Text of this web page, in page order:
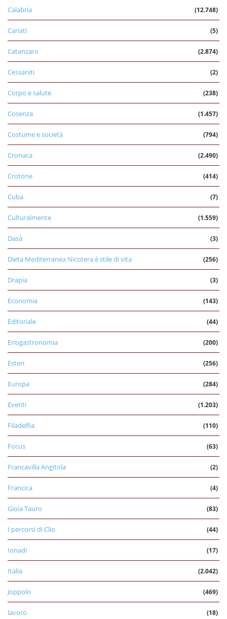
Calabria (12.748)
Cariati (5)
Catanzaro (2.874)
Cessaniti (2)
Corpo e salute (238)
Cosenza (1.457)
Costume e società (794)
Cronaca (2.490)
Crotone (414)
Cuba (7)
Culturalmente (1.559)
Dasà (3)
Dieta Mediterranea Nicotera è stile di vita (256)
Drapia (3)
Economia (143)
Editoriale (44)
Enogastronomia (200)
Esteri (256)
Europa (284)
Eventi (1.203)
Filadelfia (110)
Focus (63)
Francavilla Angitola (2)
Francica (4)
Gioia Tauro (83)
I percorsi di Clio (44)
Ionadi (17)
Italia (2.042)
Joppolo (469)
lavoro (18)